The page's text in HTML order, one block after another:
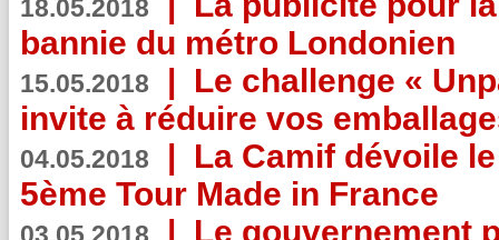
18.05.2018
bannie du métro Londonien
15.05.2018 | Le challenge «
invite à réduire vos
04.05.2018 | La Camif dévoile
5ème Tour Made in France
| Le gouvernement